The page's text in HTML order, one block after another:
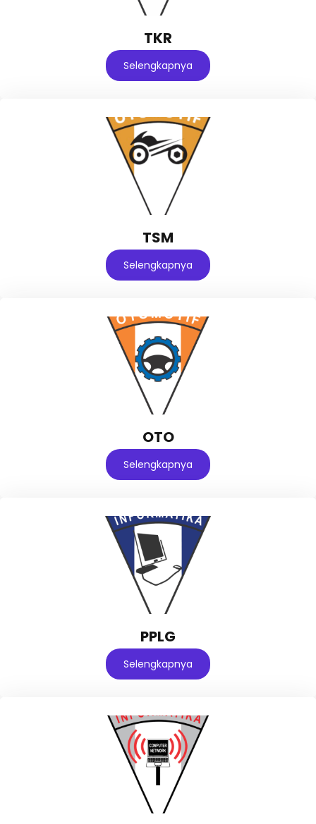
TKR
Selengkapnya
TSM
Selengkapnya
OTO
Selengkapnya
PPLG
Selengkapnya